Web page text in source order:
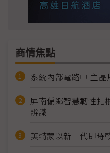
商情焦點
系統內部電路中 主
屏南偏鄉智慧韌性扎
辨識
英特蒙以新一代即時